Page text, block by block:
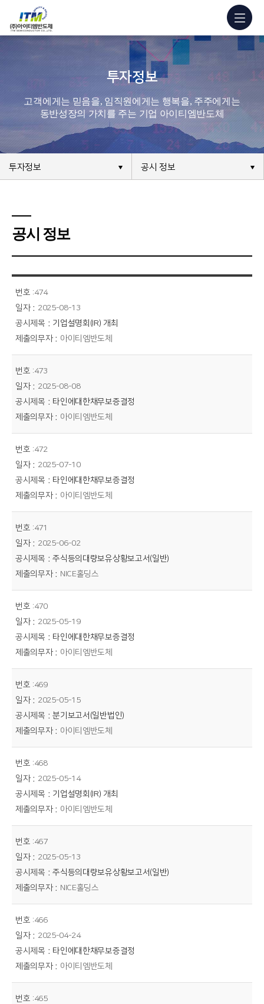
투자정보
고객에게는 믿음을, 임직원에게는 행복을, 주주에게는
동반성장의 가치를 주는 기업 아이티엠반도체
투자정보 공시 정보
공시 정보
474
2025-08-13
기업설명회(IR) 개최
아이티엠반도체
473
2025-08-08
타인에대한채무보증결정
아이티엠반도체
472
2025-07-10
타인에대한채무보증결정
아이티엠반도체
471
2025-06-02
주식등의대량보유상황보고서(일반)
NICE홀딩스
470
2025-05-19
타인에대한채무보증결정
아이티엠반도체
469
2025-05-15
분기보고서(일반법인)
아이티엠반도체
468
2025-05-14
기업설명회(IR) 개최
아이티엠반도체
467
2025-05-13
주식등의대량보유상황보고서(일반)
NICE홀딩스
466
2025-04-24
타인에대한채무보증결정
아이티엠반도체
465